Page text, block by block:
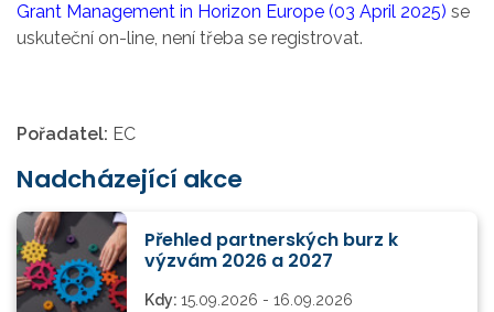
Grant Management in Horizon Europe (03 April 2025) se
uskuteční on-line, není třeba se registrovat.
Pořadatel: EC
Nadcházející akce
Přehled partnerských burz k
výzvám 2026 a 2027
Kdy: 15.09.2026 - 16.09.2026